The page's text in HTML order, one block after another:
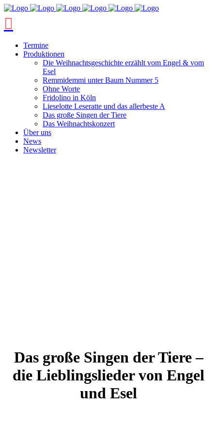
Termine
Produktionen
Die Weihnachtsgeschichte erzählt vom Engel & vom
Esel
Remmidemmi unter Baum Nummer 5
Ohne Worte
Fridolino in Köln
Lieselotte Leseratte und das allerbeste A
Das große Singen der Tiere
Das Weihnachtskonzert
Über uns
News
Newsletter
Das große Singen der Tiere–
die Lieblingslieder von Engel
und Esel